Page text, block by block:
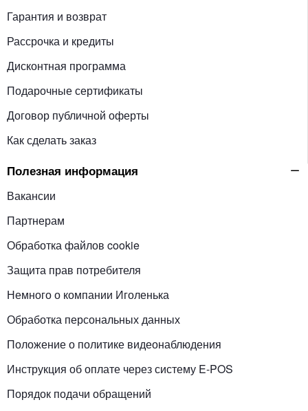
Гарантия и возврат
Рассрочка и кредиты
Дисконтная программа
Подарочные сертификаты
Договор публичной оферты
Как сделать заказ
Полезная информация
Вакансии
Партнерам
Обработка файлов cookie
Защита прав потребителя
Немного о компании Иголенька
Обработка персональных данных
Положение о политике видеонаблюдения
Инструкция об оплате через систему E-POS
Порядок подачи обращений